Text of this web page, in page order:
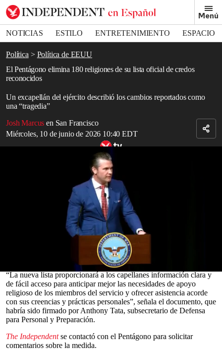
Menú
NOTICIAS ESTILO ENTRETENIMIENTO
ESPACIO
DEPORTES
Política
Política de EEUU
El Pentágono elimina 180 religiones de su lista oficial de credos
reconocidos
Un excapellán del ejército describió los cambios reportados como
una “tragedia”
Josh Marcus en San Francisco
Miércoles, 10 de junio de 2026 10:40 EDT
Bookmark popover
Removed from bookmarks
Close popover
seconds
seconds
Pete Hegseth cita el versículo bíblico ficticio de Samuel L. Jackson
en Pulp Fiction durante un sermón
Según distintos reportes,el Pentágono planea eliminar cerca de 180
religiones y credos de su lista oficial de credos reconocidos.
De acuerdo con un memorando fechado en mayo y obtenido por
, el Departamento de Defensa pasará a reconocer solo
31 sistemas de creencias, frente a los aproximadamente 211
“La nueva lista proporcionará a los capellanes información clara y
de fácil acceso para anticipar mejor las necesidades de apoyo
religioso de los miembros del servicio y ofrecer asistencia acorde
con sus creencias y prácticas personales”, señala el documento, que
habría sido firmado por Anthony Tata, subsecretario de Defensa
para Personal y Preparación.
The Independentse contactó con el Pentágono para solicitar
comentarios sobre la medida.